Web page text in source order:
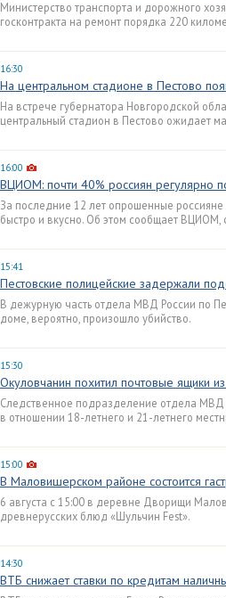
Министерство транспорта и дорожного
госконтракта на ремонт порядка 220
16:30
На центральном стадионе в Пестово
На встрече губернатора Новгородской
центральный стадион в Пестово ожидает
16:00
ВЦИОМ: почти 40% россиян регулярно
За последние 12 лет опрошенные
быстро и вкусно. Об этом сообщает ВЦИОМ,
15:41
Пестовские полицейские задержали
В дежурную часть отдела МВД России по
доме, вероятно, произошло убийство.
15:30
Окуловчанин похитил почтовые ящики
Следственное подразделение отдела МВД
в отношении 18-летнего и 21-летнего
15:00
В Маловишерском районе состоится
6 августа с 15:00 в деревне Дворищи
древнерусских блюд «Шульчин Fest».
14:30
ВТБ снижает ставки по кредитам